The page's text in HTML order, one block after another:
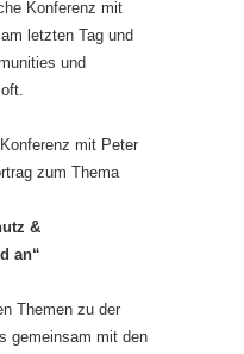
Konferenz mit
letzten Tag und
und
mit Peter
zum Thema
&
an“
Themen zu der
gemeinsam mit den